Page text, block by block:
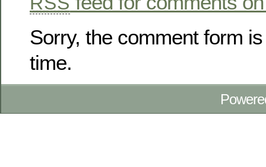
Sorry, the comment form
time.